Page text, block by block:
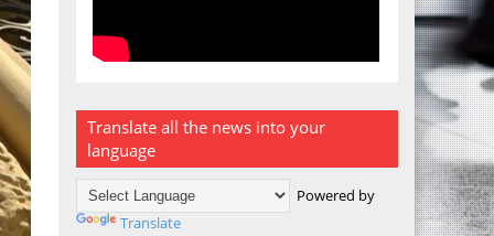
Translate all the news into your
language
Powered by
Translate